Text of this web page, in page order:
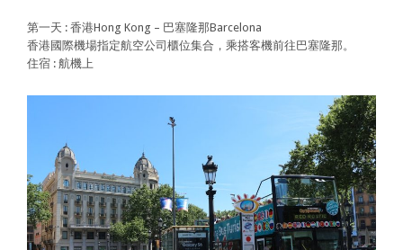
第一天 : 香港Hong Kong – 巴塞隆那Barcelona
香港國際機場指定航空公司櫃位集合，乘搭客機前往巴塞隆那。
住宿 : 航機上